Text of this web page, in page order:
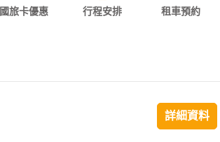
國旅卡優惠 行程安排 租車預約
詳細資料